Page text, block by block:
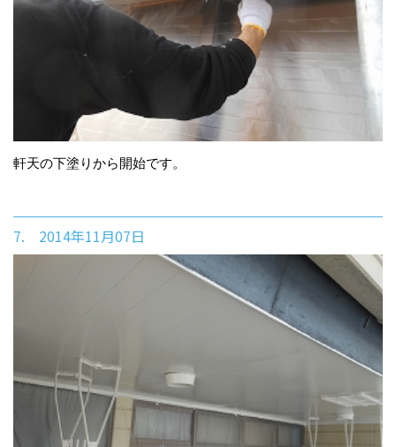
軒天の下塗りから開始です。
7. 2014年11月07日